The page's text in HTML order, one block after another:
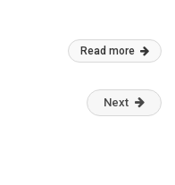
Read more
Next